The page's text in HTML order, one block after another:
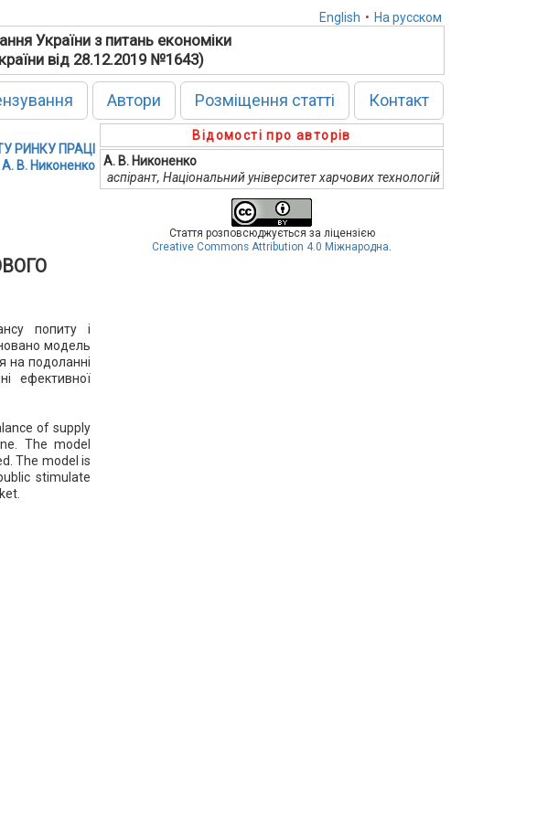
English • На русском
України з питань економіки
від 28.12.2019 №1643)
Автори Розміщення статті Контакт
РИНКУ ПРАЦІ
А. В. Никоненко
попиту і
модель
на подоланні
ефективної
of supply
The model
The model is
stimulate
Відомості про авторів
А. В. Никоненко
аспірант, Національний університет харчових технологій
Стаття розповсюджується за ліцензією
Creative Commons Attribution 4.0 Міжнародна.